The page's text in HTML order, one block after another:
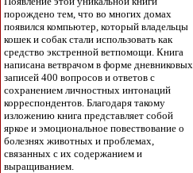
порождено тем, что во многих домах
появился компьютер, который владельцы
кошек и собак стали использовать как
средство экстренной ветпомощи. Книга
написана ветврачом в форме дневниковых
записей 400 вопросов и ответов с
сохранением личностных интонаций
корреспондентов. Благодаря такому
изложению книга представляет собой
яркое и эмоциональное повествование о
болезнях животных и проблемах,
связанных с их содержанием и
выращиванием.